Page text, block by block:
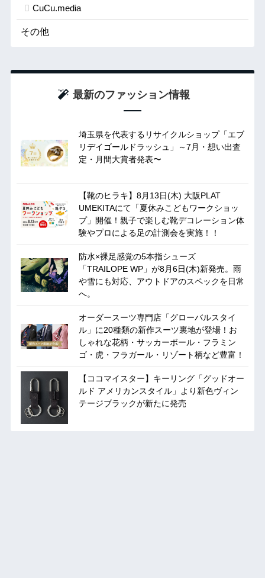
CuCu.media
その他
最新のファッション情報
埼玉県を代表するリサイクルショップ「エブ
リデイゴールドラッシュ」～7月・想い出査
定・月間大賞者発表〜
【靴のヒラキ】8月13日(木) 大阪PLAT
UMEKITAにて「夏休みこどもワークショッ
プ」開催！親子で楽しむ靴デコレーション体
験やプロによる足の計測会を実施！！
防水×裸足感覚の5本指シューズ
「TRAILOPE WP」が8月6日(木)新発売。雨
や雪にも対応、アウトドアのスペックを日常
へ。
オーダースーツ専門店「グローバルスタイ
ル」に20種類の新作スーツ裏地が登場！お
しゃれな花柄・サッカーボール・フラミン
ゴ・虎・フラガール・リゾート柄など豊富！
【ココマイスター】キーリング「グッドオー
ルド アメリカンスタイル」より新色ヴィン
テージブラックが新たに発売